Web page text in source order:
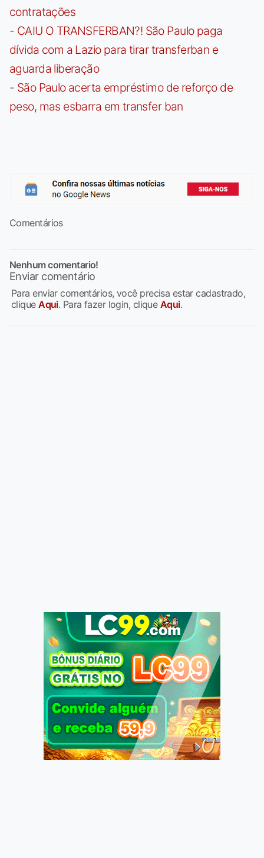
contratações
- CAIU O TRANSFERBAN?! São Paulo paga
dívida com a Lazio para tirar transferban e
aguarda liberação
- São Paulo acerta empréstimo de reforço de
peso, mas esbarra em transfer ban
Comentários
Nenhum comentario!
Enviar comentário
Para enviar comentários, você precisa estar cadastrado,
cliqueAqui. Para fazer login, clique Aqui.